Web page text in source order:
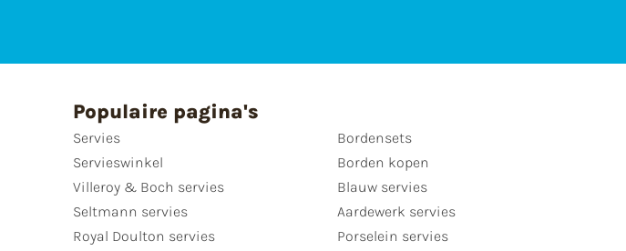
Populaire pagina's
Servies
Servieswinkel
Villeroy & Boch servies
Seltmann servies
Royal Doulton servies
Bordensets
Borden kopen
Blauw servies
Aardewerk servies
Porselein servies